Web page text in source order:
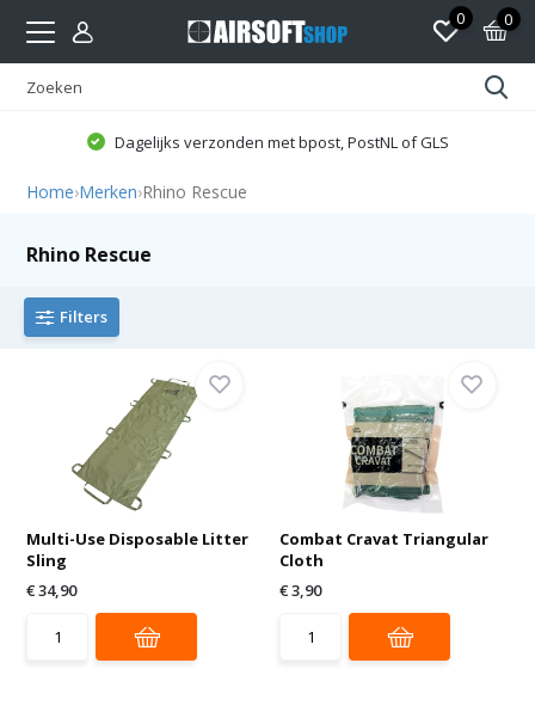
0 0
Dagelijks verzonden met bpost, PostNL of GLS
Home›Merken›Rhino Rescue
Rhino Rescue
Filters
Multi-Use Disposable Litter
Sling
€ 34,90
Combat Cravat Triangular
Cloth
€ 3,90